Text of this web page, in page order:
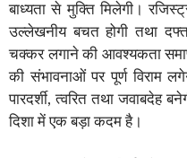
बाध्यता से मुक्ति मिलेगी।
उल्लेखनीय बचत होगी तथा
चक्कर लगाने की आवश्यकता
की संभावनाओं पर पूर्ण विराम
पारदर्शी, त्वरित तथा जवाबदेह
दिशा में एक बड़ा कदम है।